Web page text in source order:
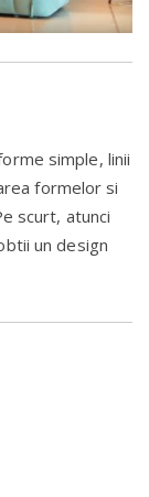
simple, linii
formelor si
scurt, atunci
un design